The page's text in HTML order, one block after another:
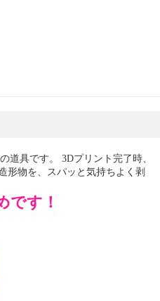
道具です。 3Dプリント完了時、
形物を、スパッと気持ちよく剥
です！